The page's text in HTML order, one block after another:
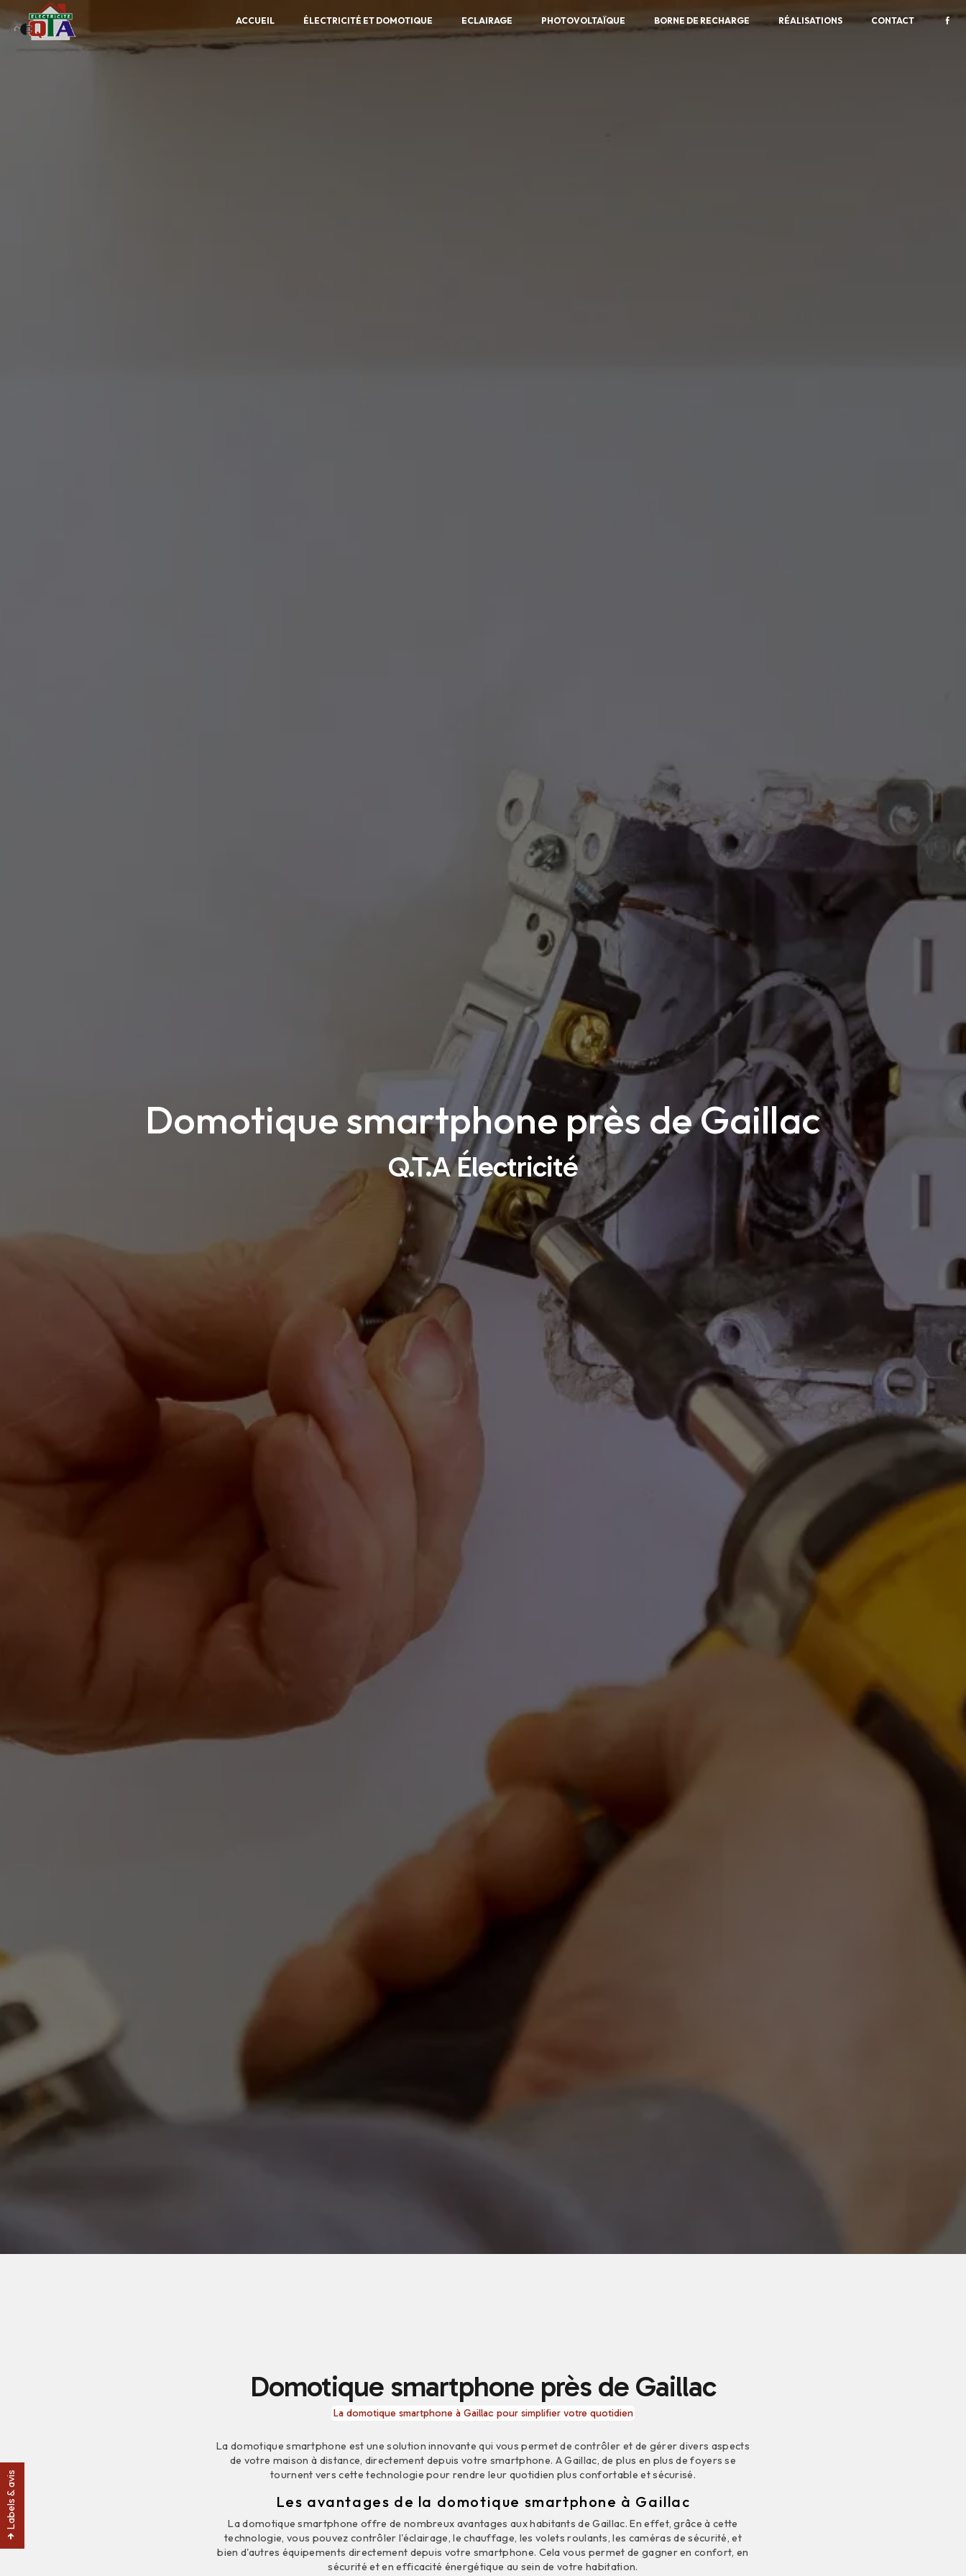
Labels & avis
ACCUEIL ÉLECTRICITÉ ET DOMOTIQUE ECLAIRAGE PHOTOVOLTAÏQUE BORNE DE RECHARGE RÉALISATIONS CONTACT
Domotique smartphone près de Gaillac
Q.T.A Électricité
Domotique smartphone près de Gaillac
La domotique smartphone à Gaillac pour simplifier votre quotidien
La domotique smartphone est une solution innovante qui vous permet de contrôler et de gérer divers aspects
de votre maison à distance, directement depuis votre smartphone. A Gaillac, de plus en plus de foyers se
tournent vers cette technologie pour rendre leur quotidien plus confortable et sécurisé.
Les avantages de la domotique smartphone à Gaillac
La domotique smartphone offre de nombreux avantages aux habitants de Gaillac. En effet, grâce à cette
technologie, vous pouvez contrôler l'éclairage, le chauffage, les volets roulants, les caméras de sécurité, et
bien d'autres équipements directement depuis votre smartphone. Cela vous permet de gagner en confort, en
sécurité et en efficacité énergétique au sein de votre habitation.
Panneau de gestion des cookies